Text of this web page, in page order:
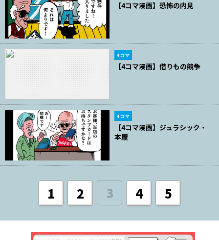
【4コマ漫画】恐怖の内見
4コマ
【4コマ漫画】借りもの競争
4コマ
【4コマ漫画】ジュラシック・
本屋
1 2 3 4 5